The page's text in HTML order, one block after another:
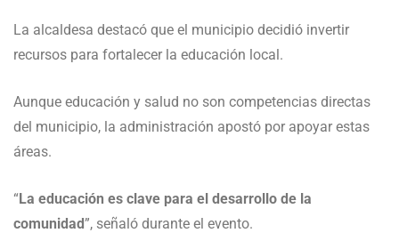
La alcaldesa destacó que el municipio decidió invertir
recursos para fortalecer la educación local.
Aunque educación y salud no son competencias directas
del municipio, la administración apostó por apoyar estas
áreas.
“La educación es clave para el desarrollo de la
comunidad”, señaló durante el evento.